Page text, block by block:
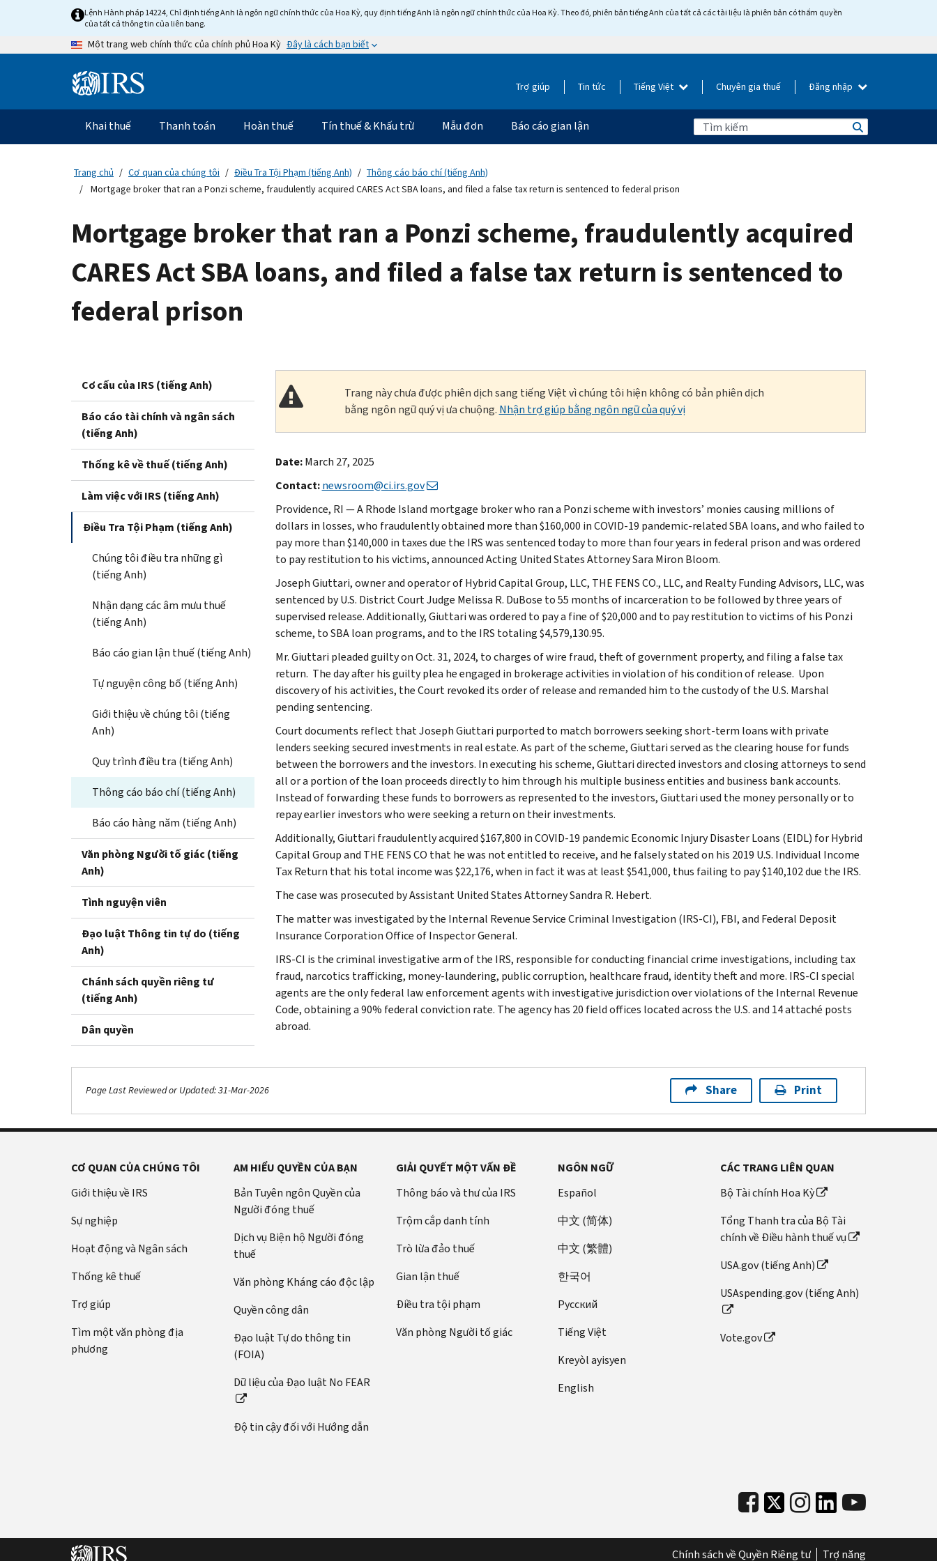
content
Lệnh Hành pháp 14224, Chỉ định tiếng Anh là ngôn ngữ chính thức của Hoa Kỳ, quy định tiếng Anh là ngôn ngữ chính thức của Hoa Kỳ. Theo đó, phiên bản tiếng Anh của tất cả các tài liệu là phiên bản có thẩm quyền
của tất cả thông tin của liên bang.
Một trang web chính thức của chính phủ Hoa Kỳ Đây là cách bạn biết
Information Trợ giúp Tin tức Tiếng Việt Chuyên gia thuế Đăng nhập
Điều
hướng
chính
Khai thuế Thanh toán Hoàn thuế Tín thuế & Khấu trừ Mẫu đơn Báo cáo gian lận
Trang chủ Cơ quan của chúng tôi Điều Tra Tội Phạm (tiếng Anh)
Thông cáo báo chí (tiếng Anh)
Mortgage broker that ran a Ponzi scheme, fraudulently acquired CARES Act SBA loans, and filed a false tax return is sentenced to federal prison
Mortgage broker that ran a Ponzi scheme, fraudulently acquired
CARES Act SBA loans, and filed a false tax return is sentenced to
federal prison
Cơ cấu của IRS (tiếng Anh)
Báo cáo tài chính và ngân sách
(tiếng Anh)
Thống kê về thuế (tiếng Anh)
Làm việc với IRS (tiếng Anh)
Điều Tra Tội Phạm (tiếng Anh)
Chúng tôi điều tra những gì
(tiếng Anh)
Nhận dạng các âm mưu thuế
(tiếng Anh)
Báo cáo gian lận thuế (tiếng Anh)
Tự nguyện công bố (tiếng Anh)
Giới thiệu về chúng tôi (tiếng
Anh)
Quy trình điều tra (tiếng Anh)
Thông cáo báo chí (tiếng Anh)
Báo cáo hàng năm (tiếng Anh)
Văn phòng Người tố giác (tiếng
Anh)
Tình nguyện viên
Đạo luật Thông tin tự do (tiếng
Anh)
Chánh sách quyền riêng tư
(tiếng Anh)
Dân quyền
Trang này chưa được phiên dịch sang tiếng Việt vì chúng tôi hiện không có bản phiên dịch
bằng ngôn ngữ quý vị ưa chuộng. Nhận trợ giúp bằng ngôn ngữ của quý vị
Date:March 27, 2025
Contact: newsroom@ci.irs.gov
Providence, RI — A Rhode Island mortgage broker who ran a Ponzi scheme with investors’ monies causing millions of
dollars in losses, who fraudulently obtained more than $160,000 in COVID-19 pandemic-related SBA loans, and who failed to
pay more than $140,000 in taxes due the IRS was sentenced today to more than four years in federal prison and was ordered
to pay restitution to his victims, announced Acting United States Attorney Sara Miron Bloom.
Joseph Giuttari, owner and operator of Hybrid Capital Group, LLC, THE FENS CO., LLC, and Realty Funding Advisors, LLC, was
sentenced by U.S. District Court Judge Melissa R. DuBose to 55 months of incarceration to be followed by three years of
supervised release. Additionally, Giuttari was ordered to pay a fine of $20,000 and to pay restitution to victims of his Ponzi
scheme, to SBA loan programs, and to the IRS totaling $4,579,130.95.
Mr. Giuttari pleaded guilty on Oct. 31, 2024, to charges of wire fraud, theft of government property, and filing a false tax
return. The day after his guilty plea he engaged in brokerage activities in violation of his condition of release. Upon
discovery of his activities, the Court revoked its order of release and remanded him to the custody of the U.S. Marshal
pending sentencing.
Court documents reflect that Joseph Giuttari purported to match borrowers seeking short-term loans with private
lenders seeking secured investments in real estate. As part of the scheme, Giuttari served as the clearing house for funds
between the borrowers and the investors. In executing his scheme, Giuttari directed investors and closing attorneys to send
all or a portion of the loan proceeds directly to him through his multiple business entities and business bank accounts.
Instead of forwarding these funds to borrowers as represented to the investors, Giuttari used the money personally or to
repay earlier investors who were seeking a return on their investments.
Additionally, Giuttari fraudulently acquired $167,800 in COVID-19 pandemic Economic Injury Disaster Loans (EIDL) for Hybrid
Capital Group and THE FENS CO that he was not entitled to receive, and he falsely stated on his 2019 U.S. Individual Income
Tax Return that his total income was $22,176, when in fact it was at least $541,000, thus failing to pay $140,102 due the IRS.
The case was prosecuted by Assistant United States Attorney Sandra R. Hebert.
The matter was investigated by the Internal Revenue Service Criminal Investigation (IRS-CI), FBI, and Federal Deposit
Insurance Corporation Office of Inspector General.
IRS-CI is the criminal investigative arm of the IRS, responsible for conducting financial crime investigations, including tax
fraud, narcotics trafficking, money-laundering, public corruption, healthcare fraud, identity theft and more. IRS-CI special
agents are the only federal law enforcement agents with investigative jurisdiction over violations of the Internal Revenue
Code, obtaining a 90% federal conviction rate. The agency has 20 field offices located across the U.S. and 14 attaché posts
abroad.
Page Last Reviewed or Updated: 31-Mar-2026 Share Print
CƠ QUAN CỦA CHÚNG TÔI
Giới thiệu về IRS
Sự nghiệp
Hoạt động và Ngân sách
Thống kê thuế
Trợ giúp
Tìm một văn phòng địa
phương
AM HIỂU QUYỀN CỦA BẠN
Bản Tuyên ngôn Quyền của
Người đóng thuế
Dịch vụ Biện hộ Người đóng
thuế
Văn phòng Kháng cáo độc lập
Quyền công dân
Đạo luật Tự do thông tin
(FOIA)
Dữ liệu của Đạo luật No FEAR
Độ tin cậy đối với Hướng dẫn
GIẢI QUYẾT MỘT VẤN ĐỀ
Thông báo và thư của IRS
Trộm cắp danh tính
Trò lừa đảo thuế
Gian lận thuế
Điều tra tội phạm
Văn phòng Người tố giác
NGÔN NGỮ
Español
中文 (简体)
中文 (繁體)
한국어
Pусский
Tiếng Việt
Kreyòl ayisyen
English
CÁC TRANG LIÊN QUAN
Bộ Tài chính Hoa Kỳ
Tổng Thanh tra của Bộ Tài
chính về Điều hành thuế vụ
USA.gov (tiếng Anh)
USAspending.gov (tiếng Anh)
Vote.gov
Chính sách về Quyền Riêng tư Trợ năng